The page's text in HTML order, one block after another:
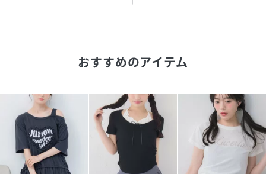
多少異なってみえる場合がございます。
品番：ES657111C006 /品名：肩リボンドットフリルCT
性別タイプ レディース
おすすめのアイテム